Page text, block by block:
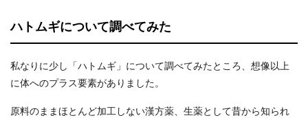
ハトムギについて調べてみた
私なりに少し「ハトムギ」について調べてみたところ、想像以上
に体へのプラス要素がありました。
原料のままほとんど加工しない漢方薬、生薬として昔から知られ